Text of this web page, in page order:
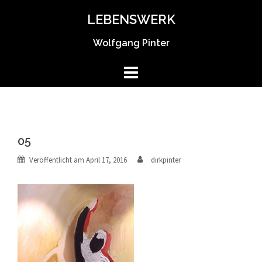
LEBENSWERK
Wolfgang Pinter
05
Veröffentlicht am April 17, 2016 dirkpinter